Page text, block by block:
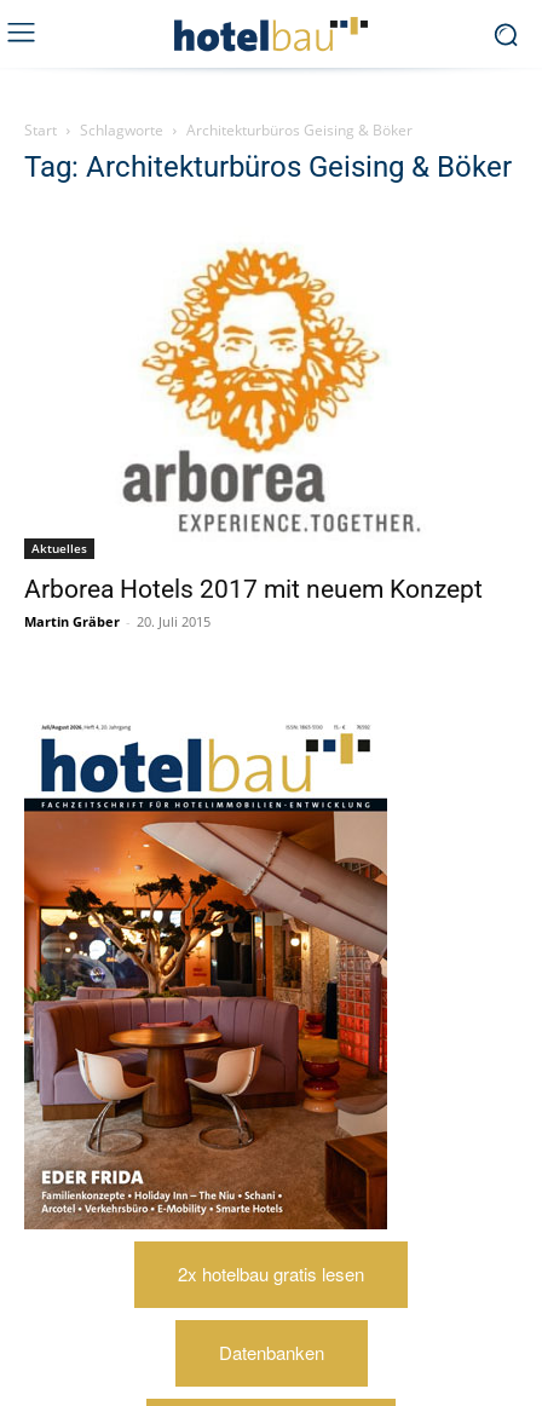
Start Schlagworte Architekturbüros Geising & Böker
Tag: Architekturbüros Geising & Böker
Aktuelles
Arborea Hotels 2017 mit neuem Konzept
Martin Gräber - 20. Juli 2015
2x hotelbau gratis lesen
Datenbanken